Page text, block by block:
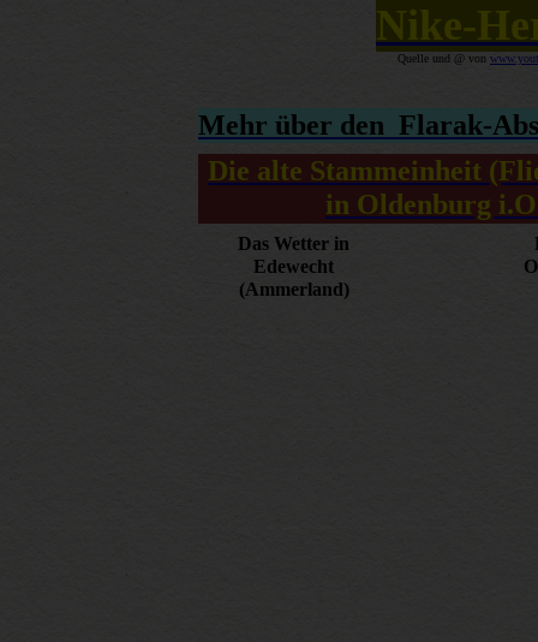
Nike-
Quelle und @ von
Mehr über den Flarak-
Die alte Stammeinheit
in Oldenburg
Das Wetter in
Edewecht
(Ammerland)